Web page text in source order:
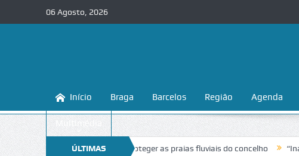
06 Agosto, 2026
Início Braga Barcelos Região Agenda
Multimédia
ÚLTIMAS
ensina a conhecer e proteger as praias fluviais do concelho